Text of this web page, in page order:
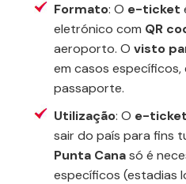
Formato: O e-ticket
eletrónico com QR
aeroporto. O visto
em casos
passaporte.
Utilização: O e-ticket
sair do país para fins
Punta Canasó é
específicos (estadias